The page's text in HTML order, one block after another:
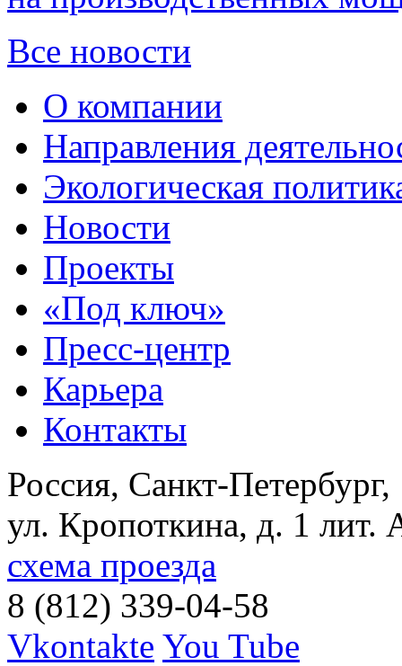
Все новости
О компании
Направления
Экологическая
Новости
Проекты
«Под ключ»
Пресс-центр
Карьера
Контакты
Россия, Санкт-Петербург,
ул. Кропоткина, д. 1 лит.
схема проезда
8 (812) 339-04-58
Vkontakte You Tube